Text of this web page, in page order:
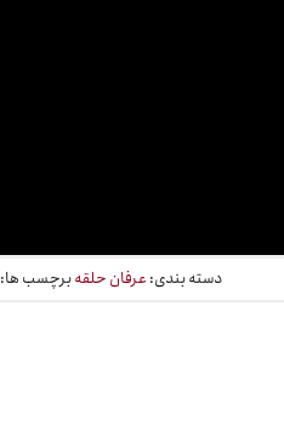
دسته بندی: عرفان حلقهبرچسب ها: